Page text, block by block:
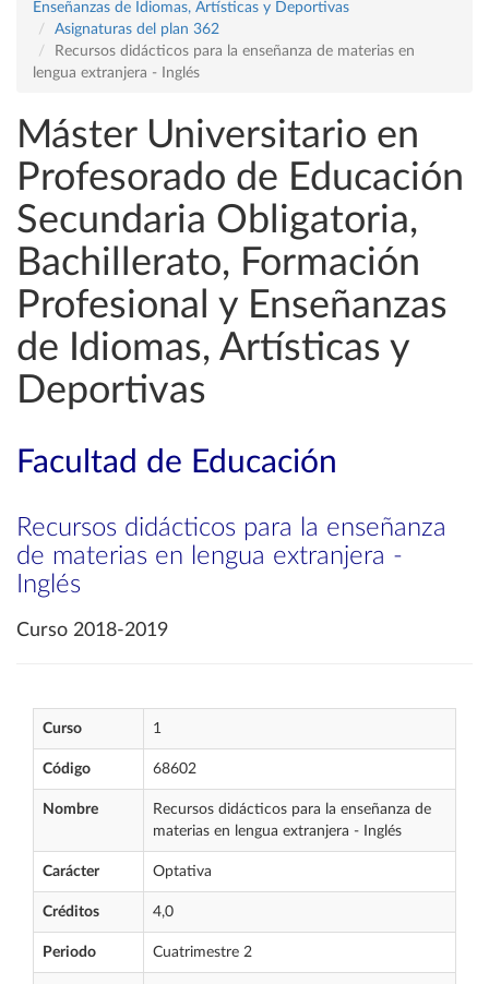
Enseñanzas de Idiomas, Artísticas y Deportivas
Asignaturas del plan 362
Recursos didácticos para la enseñanza de materias en
lengua extranjera - Inglés
Máster Universitario en
Profesorado de Educación
Secundaria Obligatoria,
Bachillerato, Formación
Profesional y Enseñanzas
de Idiomas, Artísticas y
Deportivas
Facultad de Educación
Recursos didácticos para la enseñanza
de materias en lengua extranjera -
Inglés
Curso 2018-2019
Curso 1
Código 68602
Nombre
Recursos didácticos para la enseñanza de
materias en lengua extranjera - Inglés
Carácter Optativa
Créditos 4,0
Periodo Cuatrimestre 2